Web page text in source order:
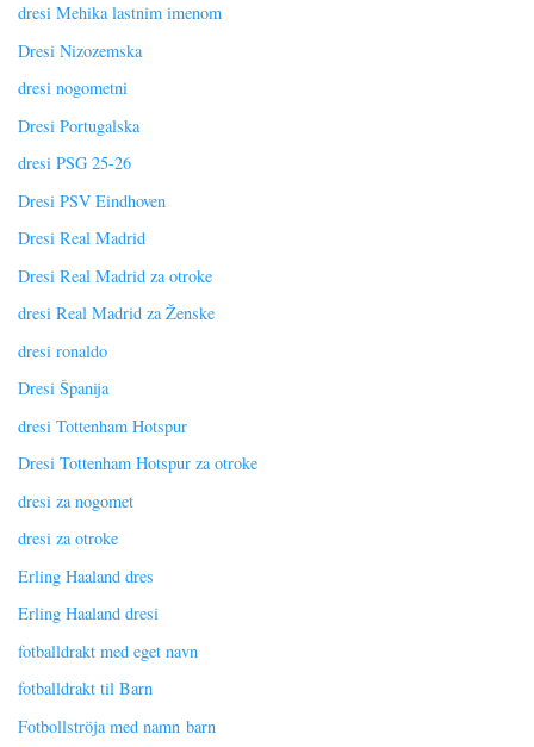
dresi Mehika lastnim imenom
Dresi Nizozemska
dresi nogometni
Dresi Portugalska
dresi PSG 25-26
Dresi PSV Eindhoven
Dresi Real Madrid
Dresi Real Madrid za otroke
dresi Real Madrid za Ženske
dresi ronaldo
Dresi Španija
dresi Tottenham Hotspur
Dresi Tottenham Hotspur za otroke
dresi za nogomet
dresi za otroke
Erling Haaland dres
Erling Haaland dresi
fotballdrakt med eget navn
fotballdrakt til Barn
Fotbollströja med namn barn